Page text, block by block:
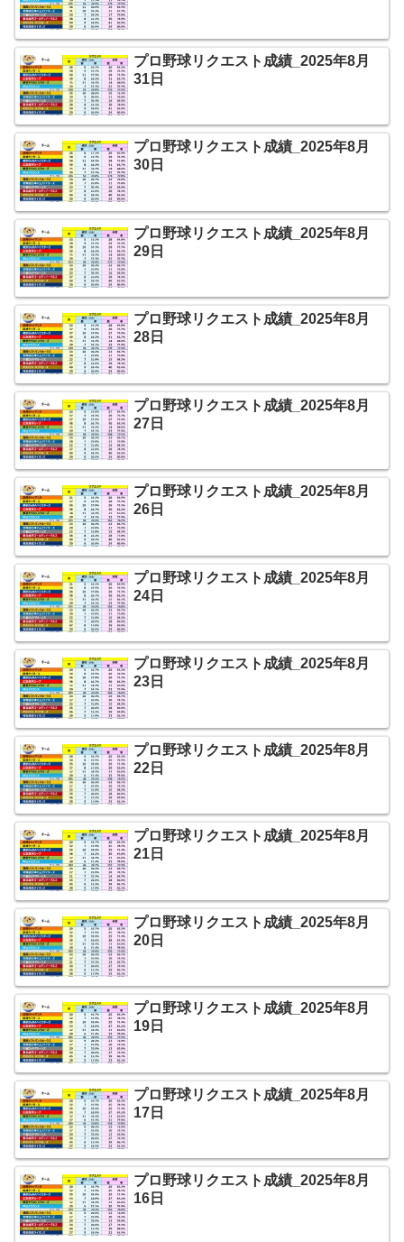
プロ野球リクエスト成績_2025年8月
31日
プロ野球リクエスト成績_2025年8月
30日
プロ野球リクエスト成績_2025年8月
29日
プロ野球リクエスト成績_2025年8月
28日
プロ野球リクエスト成績_2025年8月
27日
プロ野球リクエスト成績_2025年8月
26日
プロ野球リクエスト成績_2025年8月
24日
プロ野球リクエスト成績_2025年8月
23日
プロ野球リクエスト成績_2025年8月
22日
プロ野球リクエスト成績_2025年8月
21日
プロ野球リクエスト成績_2025年8月
20日
プロ野球リクエスト成績_2025年8月
19日
プロ野球リクエスト成績_2025年8月
17日
プロ野球リクエスト成績_2025年8月
16日